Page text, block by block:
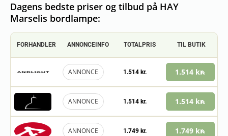
Dagens bedste priser og tilbud på HAY
Marselis bordlampe:
FORHANDLER ANNONCEINFO TOTALPRIS TIL BUTIK
ANNONCE 1.514 kr. 1.514 kr.
ANNONCE 1.514 kr. 1.514 kr.
ANNONCE 1.749 kr. 1.749 kr.